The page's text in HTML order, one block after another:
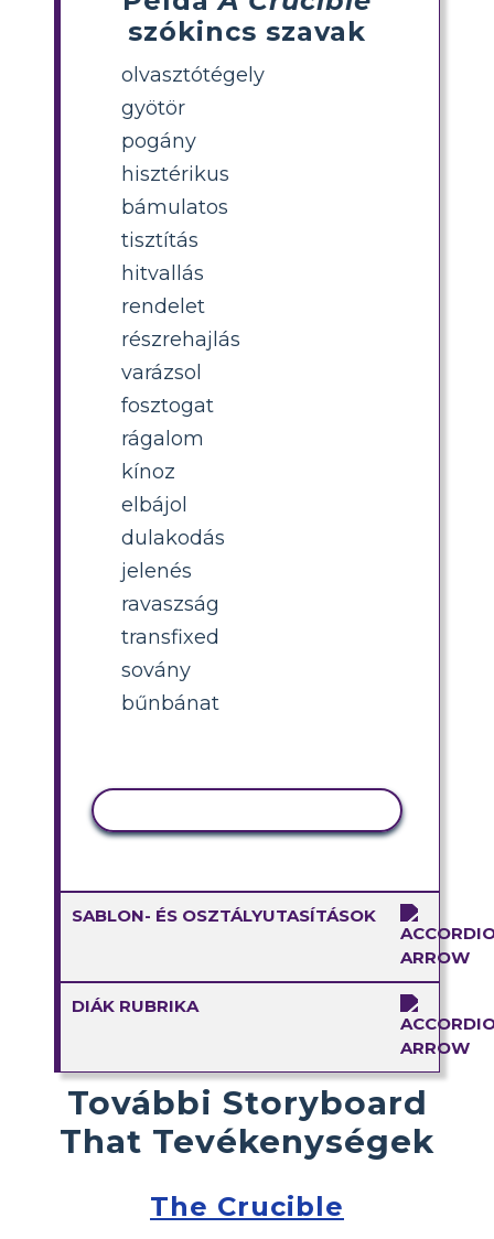
szókincs szavak
olvasztótégely
gyötör
pogány
hisztérikus
bámulatos
tisztítás
hitvallás
rendelet
részrehajlás
varázsol
fosztogat
rágalom
kínoz
elbájol
dulakodás
jelenés
ravaszság
transfixed
sovány
bűnbánat
SABLON- ÉS OSZTÁLYUTASÍTÁSOK
DIÁK RUBRIKA
További Storyboard
That Tevékenységek
The Crucible